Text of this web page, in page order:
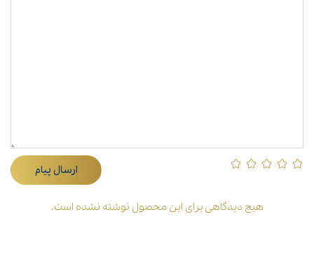
ارسال پیام
هیچ دیدگاهی برای این محصول نوشته نشده است.